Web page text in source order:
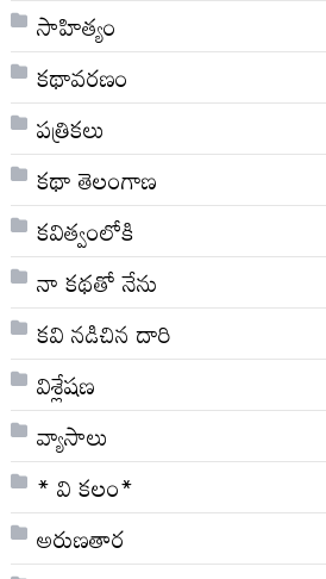
సాహిత్యం
కథావరణం
పత్రికలు
కథా తెలంగాణ
కవిత్వంలోకి
నా క‌థ‌తో నేను
కవి నడిచిన దారి
విశ్లేషణ
వ్యాసాలు
* వి క‌లం*
అరుణతార